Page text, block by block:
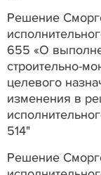
Решение
655 «О
строительно-
целевого
изменения в
514"
Решение